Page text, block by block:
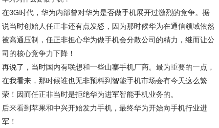
在3G时代，华为内部曾对华为是否做手机展开过激烈的竞争。据
说当时创始人任正非还有点发怒，因为那时候华为在通信领域依然
被高通压制，任正非担心华为做手机会分散公司的精力，继而让公
司的核心竞争力下降！
再说了，当时国内有联想和一些山寨手机厂商。最为重要的一点，
在我看来，那时候谁也无非预料到智能手机市场会有今天这么繁
荣！因而任正非当时是拒绝华为进军智能手机业务的。
后来看到苹果和中兴开始发力手机，最终华为开始向手机行业进
军！